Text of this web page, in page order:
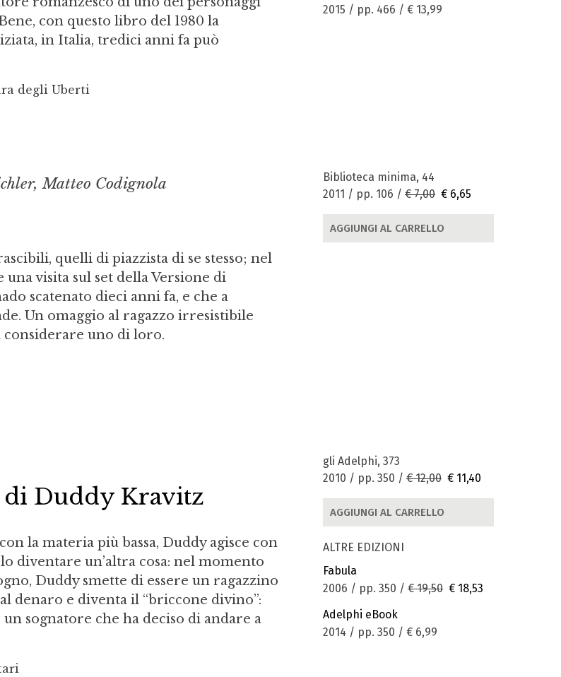
con questo libro del 1980 la
in Italia, tredici anni fa può
degli Uberti
2015 / pp. 466 / € 13,99
Matteo Codignola
quelli di piazzista di se stesso; nel
visita sul set della Versione di
scatenato dieci anni fa, e che a
Un omaggio al ragazzo irresistibile
uno di loro.
Biblioteca minima, 44
2011 / pp. 106 / € 7,00 € 6,65
AGGIUNGI AL CARRELLO
di Duddy Kravitz
la materia più bassa, Duddy agisce con
diventare un’altra cosa: nel momento
Duddy smette di essere un ragazzino
denaro e diventa il “briccone divino”:
sognatore che ha deciso di andare a
gli Adelphi, 373
2010 / pp. 350 / € 12,00 € 11,40
AGGIUNGI AL CARRELLO
ALTRE EDIZIONI
Fabula
2006 / pp. 350 / € 19,50 € 18,53
Adelphi eBook
2014 / pp. 350 / € 6,99